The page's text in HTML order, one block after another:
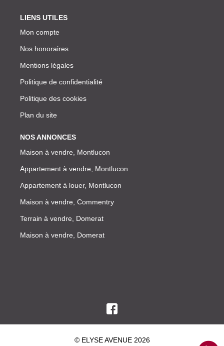
LIENS UTILES
Mon compte
Nos honoraires
Mentions légales
Politique de confidentialité
Politique des cookies
Plan du site
NOS ANNONCES
Maison à vendre, Montlucon
Appartement à vendre, Montlucon
Appartement à louer, Montlucon
Maison à vendre, Commentry
Terrain à vendre, Domerat
Maison à vendre, Domerat
© ELYSE AVENUE 2026